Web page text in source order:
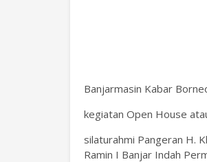
Banjarmasin Kabar
kegiatan Open House
silaturahmi Pangeran H.
Ramin I Banjar Indah